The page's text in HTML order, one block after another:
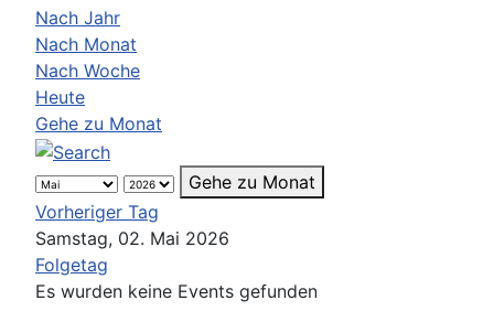
Nach Jahr
Nach Monat
Nach Woche
Heute
Gehe zu Monat
Gehe zu Monat
Vorheriger Tag
Samstag, 02. Mai 2026
Folgetag
Es wurden keine Events gefunden